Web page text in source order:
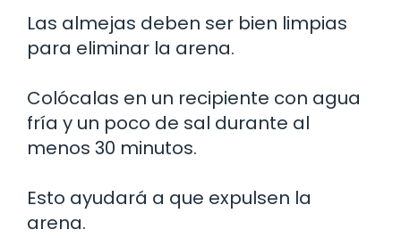
Las almejas deben ser bien limpias
para eliminar la arena.
Colócalas en un recipiente con agua
fría y un poco de sal durante al
menos 30 minutos.
Esto ayudará a que expulsen la
arena.